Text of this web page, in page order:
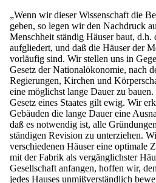
„Wenn wir dieser Wissenschaft die
geben, so legen wir den Nachdruck
Menschheit ständig Häuser baut, d.h.
aufgliedert, und daß die Häuser der
vorläufig sind. Wir stellen uns in
Gesetz der Nationalökonomie, nach
Regierungen, Kirchen und
eine möglichst lange Dauer zu
Gesetz eines Staates gilt ewig. Wir
Gebäuden die lange Dauer eine
daß es notwendig ist, alle
ständigen Revision zu unterziehen.
verschiedenen Häuser eine optimale
mit der Fabrik als vergänglichster
Gesellschaft anfangen, hoffen wir,
jedes Hauses unmißverständlich